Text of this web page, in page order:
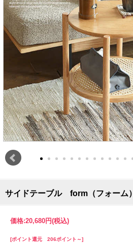
サイドテーブル form（フォーム）
価格:20,680円(税込)
[ポイント還元 206ポイント～]